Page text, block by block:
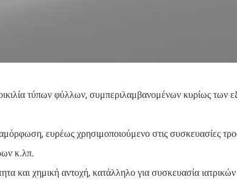
τύπων φύλλων, συμπεριλαμβανομένων κυρίως των
ευρέως χρησιμοποιούμενο στις συσκευασίες
κ.λπ.
και χημική αντοχή, κατάλληλο για συσκευασία